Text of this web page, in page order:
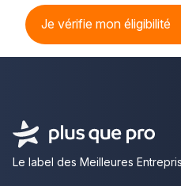
Je vérifie mon éligibilité
Le label des Meilleures